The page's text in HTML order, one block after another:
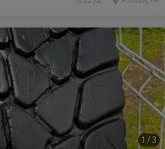
1 /3